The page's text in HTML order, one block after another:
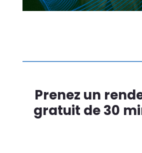
Prenez un
gratuit de 30